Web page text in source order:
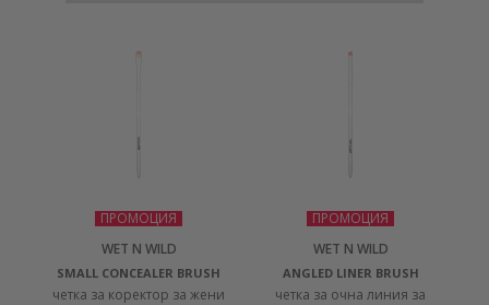
ПРОМОЦИЯ
WET N WILD
SMALL CONCEALER BRUSH
четка за коректор за жени
ПРОМОЦИЯ
WET N WILD
ANGLED LINER BRUSH
четка за очна линия за